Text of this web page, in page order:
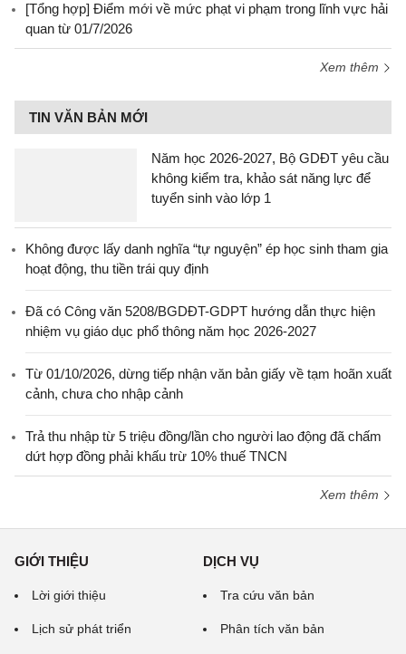
[Tổng hợp] Điểm mới về mức phạt vi phạm trong lĩnh vực hải
quan từ 01/7/2026
Xem thêm
TIN VĂN BẢN MỚI
Năm học 2026-2027, Bộ GDĐT yêu cầu
không kiểm tra, khảo sát năng lực để
tuyển sinh vào lớp 1
Không được lấy danh nghĩa “tự nguyện” ép học sinh tham gia
hoạt động, thu tiền trái quy định
Đã có Công văn 5208/BGDĐT-GDPT hướng dẫn thực hiện
nhiệm vụ giáo dục phổ thông năm học 2026-2027
Từ 01/10/2026, dừng tiếp nhận văn bản giấy về tạm hoãn xuất
cảnh, chưa cho nhập cảnh
Trả thu nhập từ 5 triệu đồng/lần cho người lao động đã chấm
dứt hợp đồng phải khấu trừ 10% thuế TNCN
Xem thêm
GIỚI THIỆU
Lời giới thiệu
Lịch sử phát triển
DỊCH VỤ
Tra cứu văn bản
Phân tích văn bản